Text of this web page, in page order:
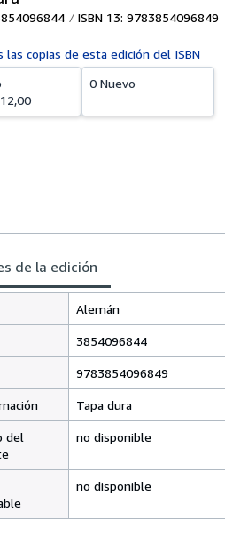
ISBN 13: 9783854096849
las copias de esta edición del ISBN
0 Nuevo
de la edición
Alemán
3854096844
9783854096849
Tapa dura
del
no disponible
no disponible